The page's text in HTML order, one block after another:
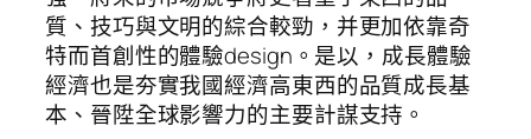
質、技巧與文明的綜合較勁，并更加依靠奇
特而首創性的體驗design。是以，成長體驗
經濟也是夯實我國經濟高東西的品質成長基
本、晉陞全球影響力的主要計謀支持。